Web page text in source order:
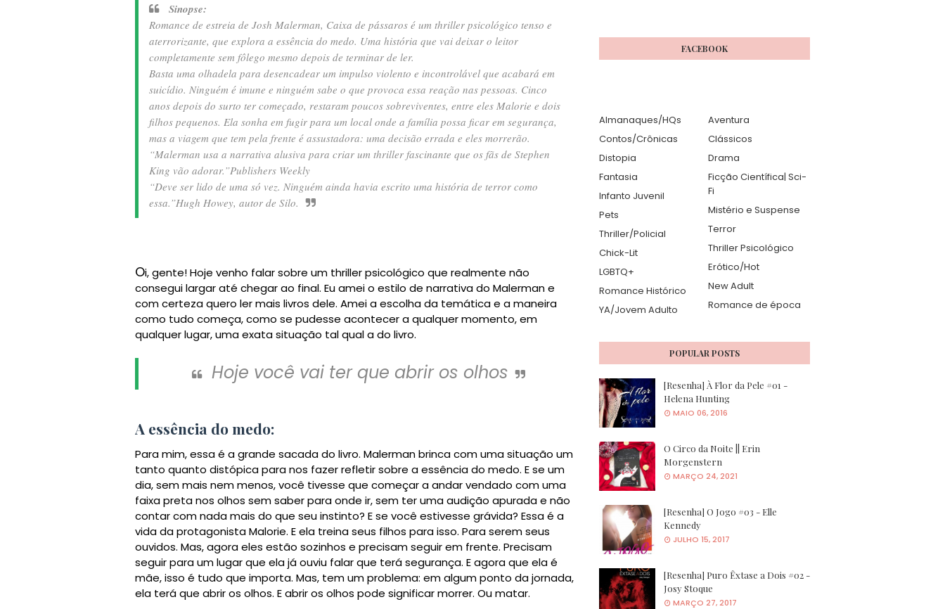
Sinopse:
Romance de estreia de Josh Malerman, Caixa de pássaros é um thriller psicológico tenso e
aterrorizante, que explora a essência do medo. Uma história que vai deixar o leitor
completamente sem fôlego mesmo depois de terminar de ler.
Basta uma olhadela para desencadear um impulso violento e incontrolável que acabará em
suicídio. Ninguém é imune e ninguém sabe o que provoca essa reação nas pessoas. Cinco
anos depois do surto ter começado, restaram poucos sobreviventes, entre eles Malorie e dois
filhos pequenos. Ela sonha em fugir para um local onde a família possa ficar em segurança,
mas a viagem que tem pela frente é assustadora: uma decisão errada e eles morrerão.
“Malerman usa a narrativa alusiva para criar um thriller fascinante que os fãs de Stephen
King vão adorar.”Publishers Weekly
“Deve ser lido de uma só vez. Ninguém ainda havia escrito uma história de terror como
essa.”Hugh Howey, autor de Silo.
Oi, gente! Hoje venho falar sobre um thriller psicológico que realmente não
consegui largar até chegar ao final. Eu amei o estilo de narrativa do Malerman e
com certeza quero ler mais livros dele. Amei a escolha da temática e a maneira
como tudo começa, como se pudesse acontecer a qualquer momento, em
qualquer lugar, uma exata situação tal qual a do livro.
Hoje você vai ter que abrir os olhos
A essência do medo:
Para mim, essa é a grande sacada do livro. Malerman brinca com uma situação um
tanto quanto distópica para nos fazer refletir sobre a essência do medo. E se um
dia, sem mais nem menos, você tivesse que começar a andar vendado com uma
faixa preta nos olhos sem saber para onde ir, sem ter uma audição apurada e não
contar com nada mais do que seu instinto? E se você estivesse grávida? Essa é a
vida da protagonista Malorie. E ela treina seus filhos para isso. Para serem seus
ouvidos. Mas, agora eles estão sozinhos e precisam seguir em frente. Precisam
seguir para um lugar que ela já ouviu falar que terá segurança. E agora que ela é
mãe, isso é tudo que importa. Mas, tem um problema: em algum ponto da jornada,
ela terá que abrir os olhos. E abrir os olhos pode significar morrer. Ou matar.
FACEBOOK
Almanaques/HQs
Aventura
Contos/Crônicas
Clássicos
Distopia
Drama
Fantasia
Ficção Científica| Sci-
Fi
Infanto Juvenil
Mistério e Suspense
Pets
Terror
Thriller/Policial
Thriller Psicológico
Chick-Lit
Erótico/Hot
LGBTQ+
New Adult
Romance Histórico
Romance de época
YA/Jovem Adulto
POPULAR POSTS
[Resenha] À Flor da Pele #01 -
Helena Hunting
MAIO 06, 2016
O Circo da Noite || Erin
Morgenstern
MARÇO 24, 2021
[Resenha] O Jogo #03 - Elle
Kennedy
JULHO 15, 2017
[Resenha] Puro Êxtase a Dois #02 -
Josy Stoque
MARÇO 27, 2017